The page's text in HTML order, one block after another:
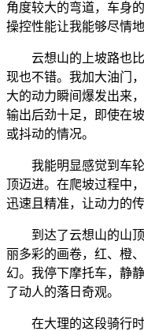
角度较大的弯道，车身
操控性能让我能够尽情
云想山的上坡路也比
现也不错。我加大油门
大的动力瞬间爆发出来
输出后劲十足，即使在
或抖动的情况。
我能明显感觉到车轮
顶迈进。在爬坡过程中
迅速且精准，让动力的
到达了云想山的山顶
丽多彩的画卷，红、橙
幻。我停下摩托车，静
了动人的落日奇观。
在大理的这段骑行时